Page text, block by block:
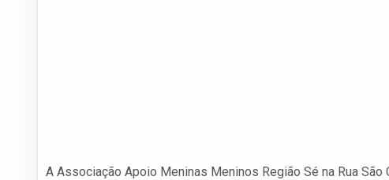
A Associação Apoio Meninas Meninos Região Sé na Rua